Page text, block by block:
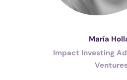
María
Impact Investing